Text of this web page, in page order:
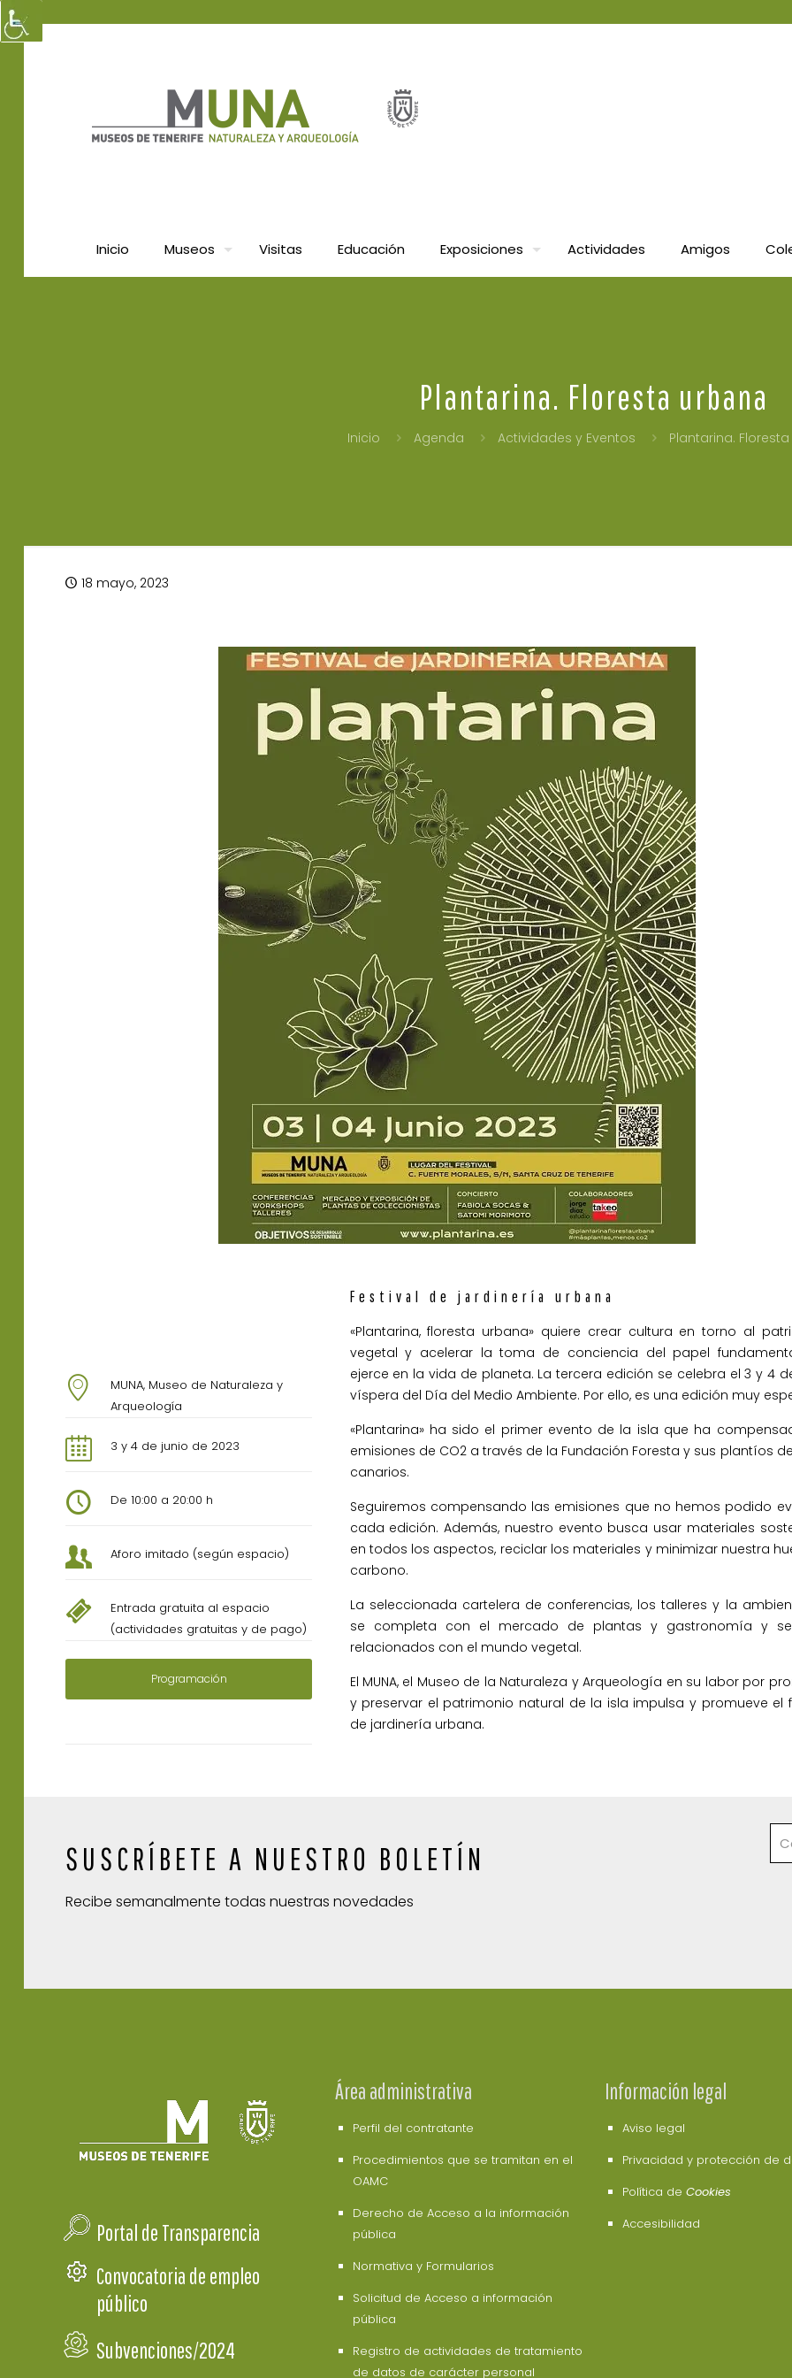
Inicio Museos Visitas Educación Exposiciones Actividades Amigos
Plantarina. Floresta urbana
Inicio Agenda Actividades y Eventos Plantarina.
18 mayo, 2023
MUNA, Museo de Naturaleza y
Arqueología
3 y 4 de junio de 2023
De 10:00 a 20:00 h
Aforo imitado (según espacio)
Entrada gratuita al espacio
(actividades gratuitas y de pago)
Programación
Festival de jardinería urbana
«Plantarina, floresta urbana» quiere crear cultura en torno al
vegetal y acelerar la toma de conciencia del papel
ejerce en la vida de planeta. La tercera edición se celebra el 3 y 4
víspera del Día del Medio Ambiente. Por ello, es una edición muy
«Plantarina» ha sido el primer evento de la isla que ha
emisiones de CO2 a través de la Fundación Foresta y sus plantíos
canarios.
Seguiremos compensando las emisiones que no hemos podido
cada edición. Además, nuestro evento busca usar materiales
en todos los aspectos, reciclar los materiales y minimizar nuestra
carbono.
La seleccionada cartelera de conferencias, los talleres y la
se completa con el mercado de plantas y gastronomía y
relacionados con el mundo vegetal.
El MUNA, el Museo de la Naturaleza y Arqueología en su labor por
y preservar el patrimonio natural de la isla impulsa y promueve el
de jardinería urbana.
SUSCRÍBETE A NUESTRO BOLETÍN
Recibe semanalmente todas nuestras novedades
Portal de Transparencia
Convocatoria de empleo
público
Subvenciones/2024
Área administrativa
Perfil del contratante
Procedimientos que se tramitan en el
OAMC
Derecho de Acceso a la información
pública
Normativa y Formularios
Solicitud de Acceso a información
pública
Registro de actividades de tratamiento
de datos de carácter personal
Información legal
Aviso legal
Privacidad y protección de
Política de Cookies
Accesibilidad